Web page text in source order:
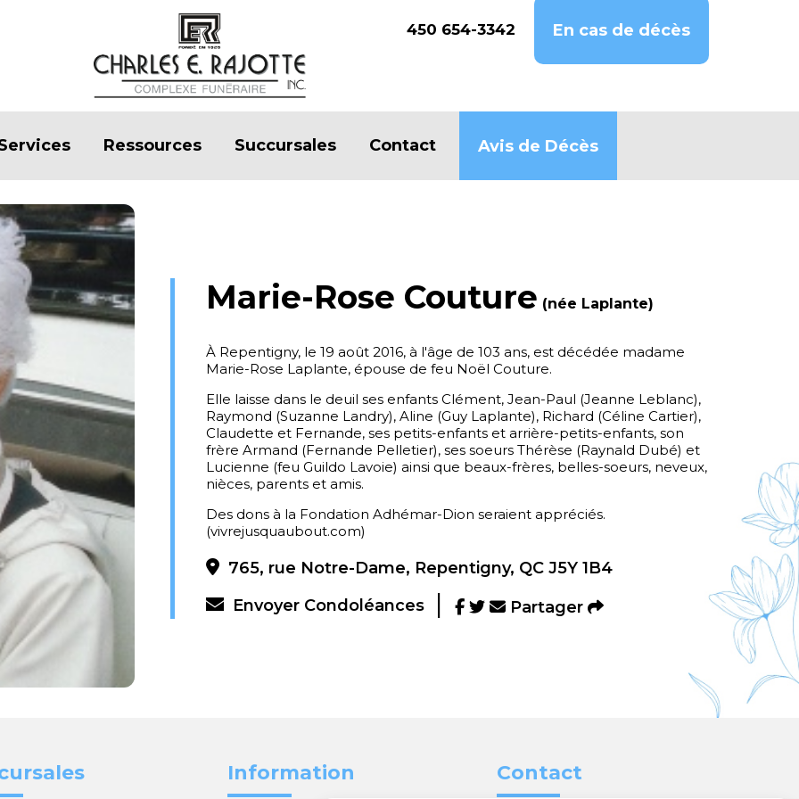
450 654-3342 En cas de décès
Ressources Succursales Contact Avis de Décès
Marie-Rose Couture (née Laplante)
À Repentigny, le 19 août 2016, à l'âge de 103 ans, est décédée madame
Marie-Rose Laplante, épouse de feu Noël Couture.
Elle laisse dans le deuil ses enfants Clément, Jean-Paul (Jeanne Leblanc),
Raymond (Suzanne Landry), Aline (Guy Laplante), Richard (Céline Cartier),
Claudette et Fernande, ses petits-enfants et arrière-petits-enfants, son
frère Armand (Fernande Pelletier), ses soeurs Thérèse (Raynald Dubé) et
Lucienne (feu Guildo Lavoie) ainsi que beaux-frères, belles-soeurs, neveux,
nièces, parents et amis.
Des dons à la Fondation Adhémar-Dion seraient appréciés.
(vivrejusquaubout.com)
765, rue Notre-Dame, Repentigny, QC J5Y 1B4
Envoyer Condoléances
Partager
Information Contact